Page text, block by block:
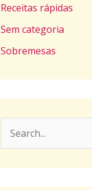
Receitas rápidas
Sem categoria
Sobremesas